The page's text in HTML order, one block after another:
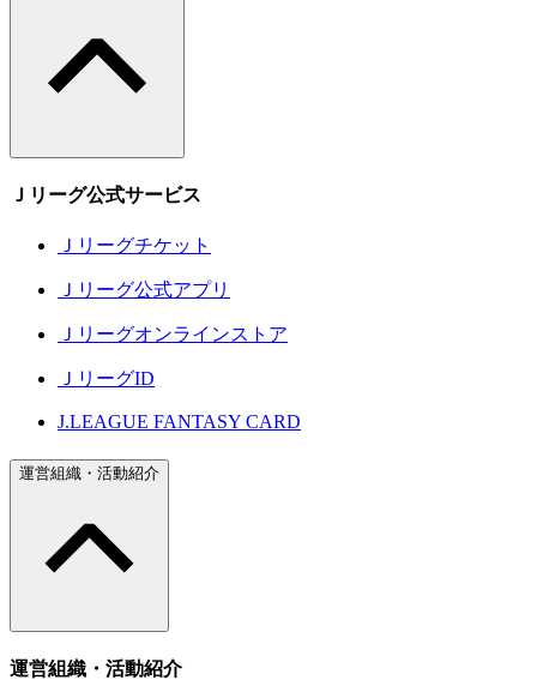
Ｊリーグ公式サービス
Ｊリーグチケット
Ｊリーグ公式アプリ
Ｊリーグオンラインストア
ＪリーグID
J.LEAGUE FANTASY CARD
運営組織・活動紹介
運営組織・活動紹介